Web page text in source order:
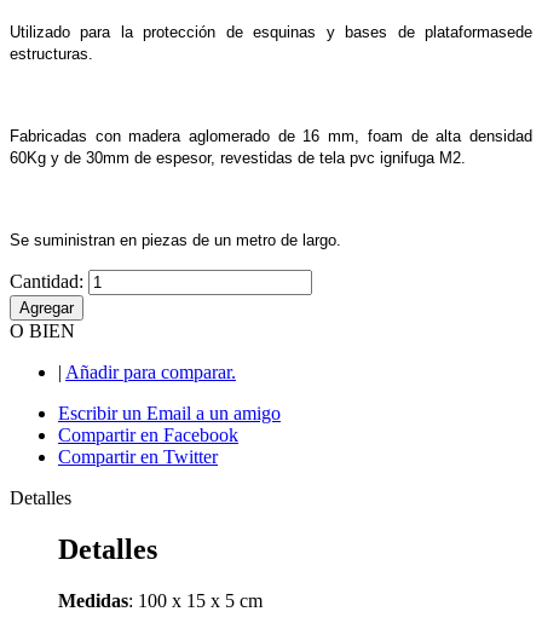
Utilizado para la protección de esquinas y bases de plataformasede
estructuras.
Fabricadas con madera aglomerado de 16 mm, foam de alta densidad
60Kg y de 30mm de espesor, revestidas de tela pvc ignifuga M2.
Se suministran en piezas de un metro de largo.
Cantidad:
Agregar
O BIEN
| Añadir para comparar.
Escribir un Email a un amigo
Compartir en Facebook
Compartir en Twitter
Detalles
Detalles
Medidas: 100 x 15 x 5 cm